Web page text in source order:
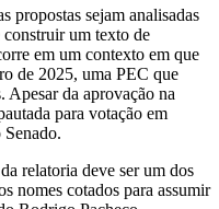
propostas sejam analisadas
um texto de
em um contexto em que
de 2025, uma PEC que
Apesar da aprovação na
para votação em
relatoria deve ser um dos
nomes cotados para assumir